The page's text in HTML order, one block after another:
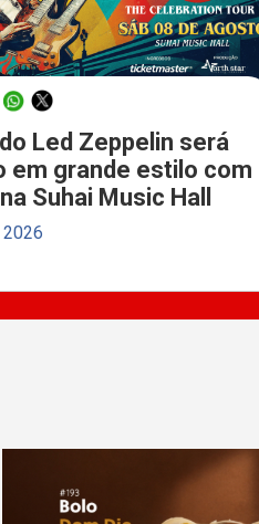
Led Zeppelin será
em grande estilo com
Suhai Music Hall